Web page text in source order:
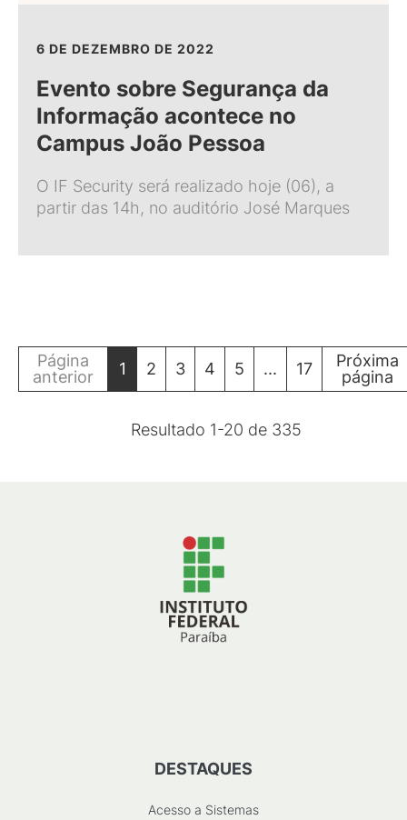
6 DE DEZEMBRO DE 2022
Evento sobre Segurança da
Informação acontece no
Campus João Pessoa
O IF Security será realizado hoje (06), a
partir das 14h, no auditório José Marques
Página
anterior
1 2 3 4 5 ... 17
Próxima
página
Resultado 1-20 de 335
DESTAQUES
Acesso a Sistemas